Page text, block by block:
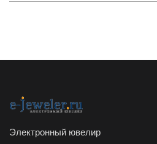
Электронный ювелир